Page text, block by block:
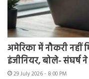
अमेरिका में नौकरी नहीं
इंजीनियर, बोले- संघर्ष
29 July 2026 - 8:00 PM